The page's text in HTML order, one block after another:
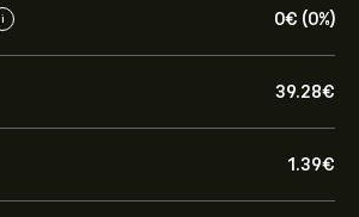
i 0‎€‎ (0%)
39.28‎€‎
1.39‎€‎